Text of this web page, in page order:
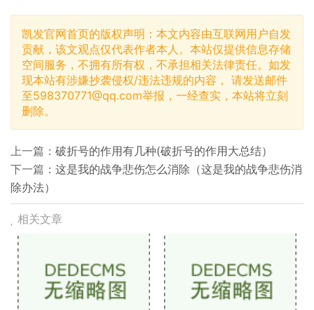
凯发官网首页的版权声明：本文内容由互联网用户自发
贡献，该文观点仅代表作者本人。本站仅提供信息存储
空间服务，不拥有所有权，不承担相关法律责任。如发
现本站有涉嫌抄袭侵权/违法违规的内容， 请发送邮件
至598370771@qq.com举报，一经查实，本站将立刻
删除。
上一篇： 破折号的作用有几种(破折号的作用大总结）
下一篇： 这是我的战争悲伤怎么消除（这是我的战争悲伤消
除办法）
相关文章